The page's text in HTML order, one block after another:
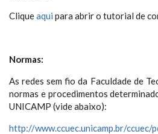
Cliqueaqui para abrir o tutorial de
Normas:
As redes sem fio da Faculdade de
normas e procedimentos
UNICAMP (vide abaixo):
http://www.ccuec.unicamp.br/ccuec/